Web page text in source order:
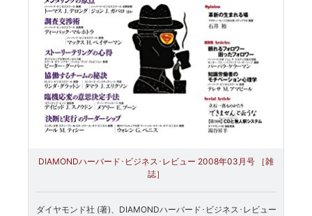
DIAMONDハーバード･ビジネス･レビュー 2008年03月号 ［雑
誌］
ダイヤモンド社 (著)、DIAMONDハーバード･ビジネス･レビュー